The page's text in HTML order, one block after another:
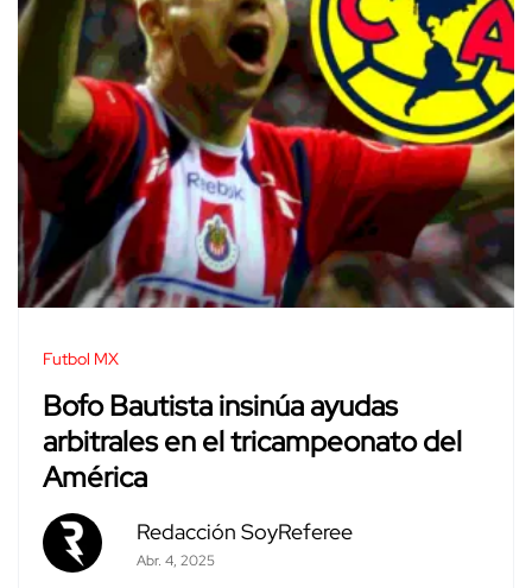
Futbol MX
Bofo Bautista insinúa ayudas
arbitrales en el tricampeonato del
América
Redacción SoyReferee
Abr. 4, 2025